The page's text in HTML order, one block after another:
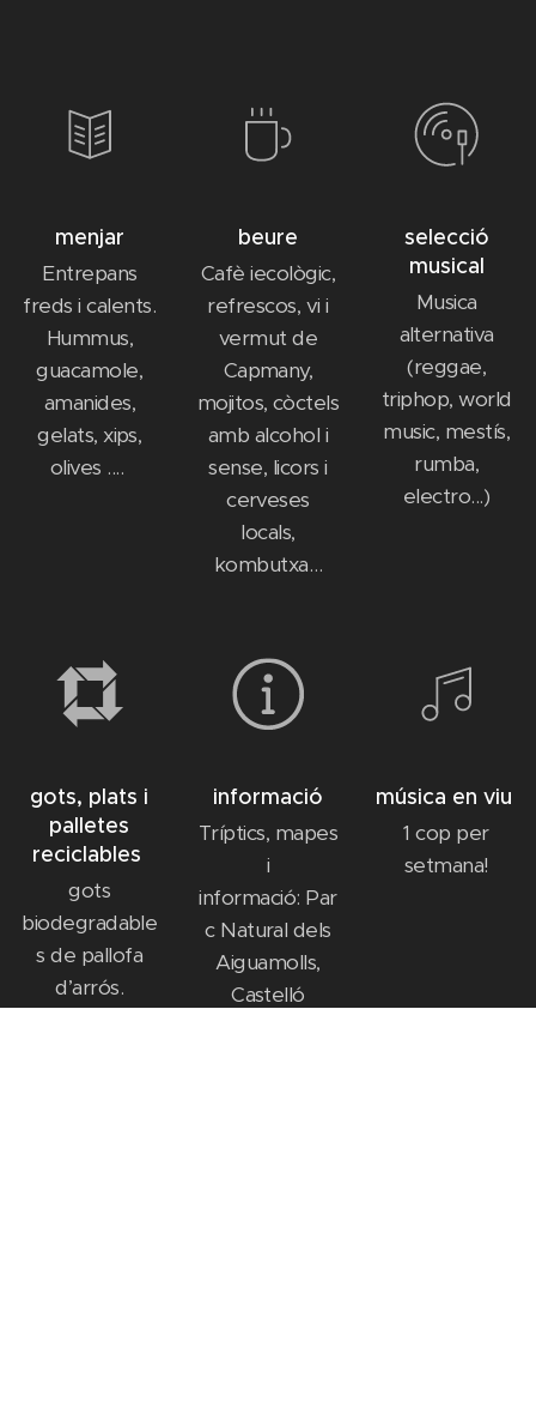
menjar
Entrepans
freds i calents.
Hummus,
guacamole,
amanides,
gelats, xips,
olives ....
beure
Cafè iecològic,
refrescos, vi i
vermut de
Capmany,
mojitos, còctels
amb alcohol i
sense, licors i
cerveses
locals,
kombutxa…
selecció
musical
Musica
alternativa
(reggae,
triphop, world
music, mestís,
rumba,
electro...)
gots, plats i
palletes
reciclables
gots
biodegradable
s de pallofa
d’arrós.
informació
Tríptics, mapes
i
informació: Par
c Natural dels
Aiguamolls,
Castelló
música en viu
1 cop per
setmana!